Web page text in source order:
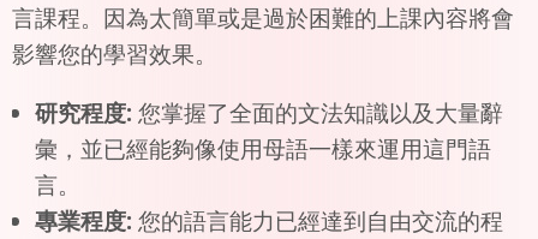
言課程。因為太簡單或是過於困難的上課內容將會
影響您的學習效果。
研究程度: 您掌握了全面的文法知識以及大量辭
彙，並已經能夠像使用母語一樣來運用這門語
言。
專業程度: 您的語言能力已經達到自由交流的程